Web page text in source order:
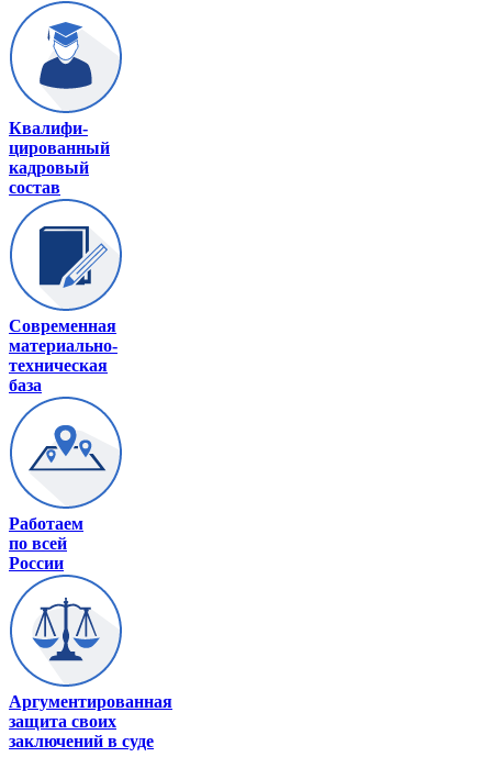
Квалифи-
цированный
кадровый
состав
Современная
материально-
техническая
база
Работаем
по всей
России
Аргументированная
защита своих
заключений в суде